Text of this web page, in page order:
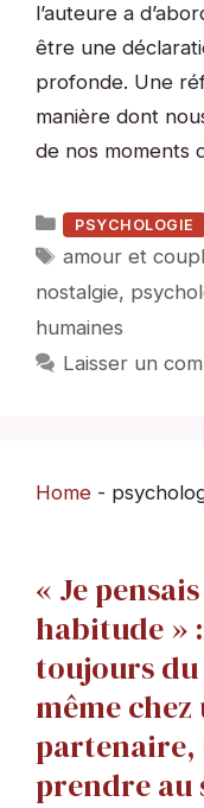
l’auteure a
être une
profonde. Une
manière dont
de nos moments
Catégories
PSYCHOLOGIE
Étiquettes
amour et
nostalgie,
humaines
Laisser un
Home -
« Je
habitude »
toujours
même
partenaire,
prendre au